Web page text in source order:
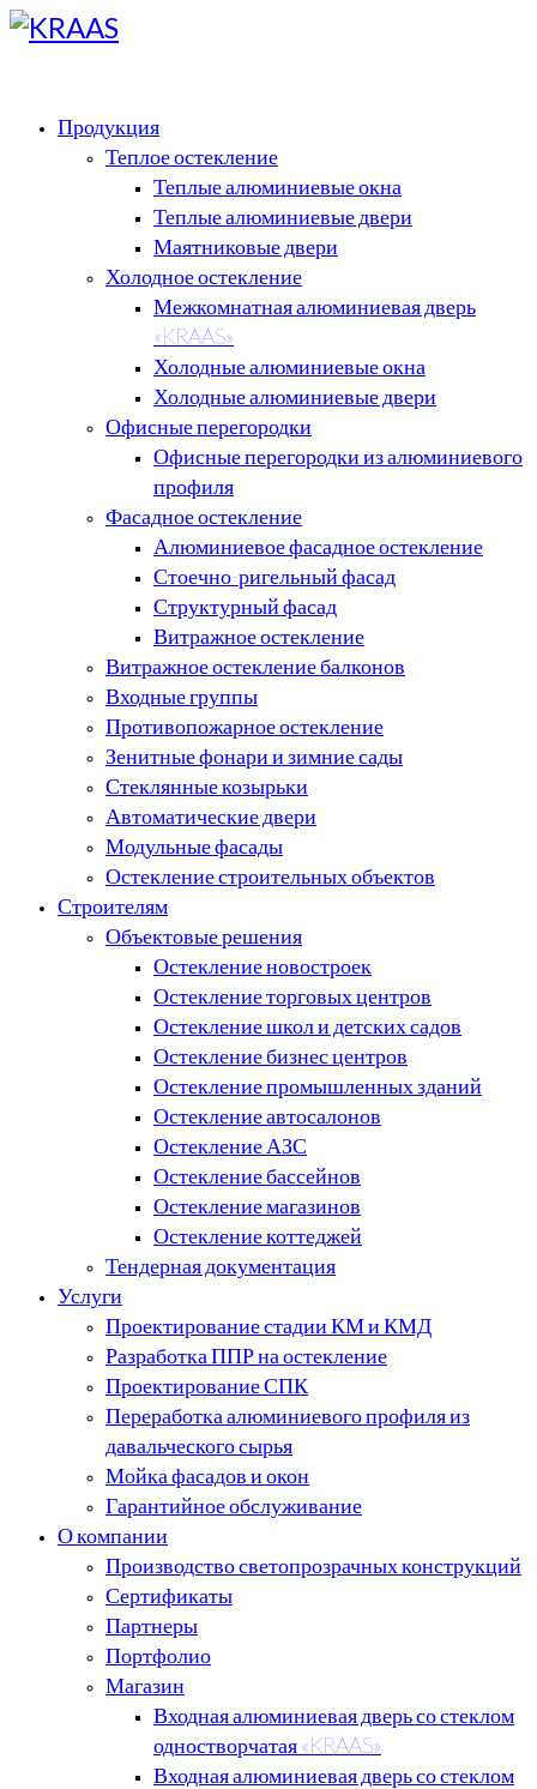
Продукция
Теплое остекление
Теплые алюминиевые окна
Теплые алюминиевые двери
Маятниковые двери
Холодное остекление
Межкомнатная алюминиевая дверь
«KRAAS»
Холодные алюминиевые окна
Холодные алюминиевые двери
Офисные перегородки
Офисные перегородки из алюминиевого
профиля
Фасадное остекление
Алюминиевое фасадное остекление
Стоечно-ригельный фасад
Структурный фасад
Витражное остекление
Витражное остекление балконов
Входные группы
Противопожарное остекление
Зенитные фонари и зимние сады
Стеклянные козырьки
Автоматические двери
Модульные фасады
Остекление строительных объектов
Строителям
Объектовые решения
Остекление новостроек
Остекление торговых центров
Остекление школ и детских садов
Остекление бизнес центров
Остекление промышленных зданий
Остекление автосалонов
Остекление АЗС
Остекление бассейнов
Остекление магазинов
Остекление коттеджей
Тендерная документация
Услуги
Проектирование стадии КМ и КМД
Разработка ППР на остекление
Проектирование СПК
Переработка алюминиевого профиля из
давальческого сырья
Мойка фасадов и окон
Гарантийное обслуживание
О компании
Производство светопрозрачных конструкций
Сертификаты
Партнеры
Портфолио
Магазин
Входная алюминиевая дверь со стеклом
одностворчатая «KRAAS»
Входная алюминиевая дверь со стеклом